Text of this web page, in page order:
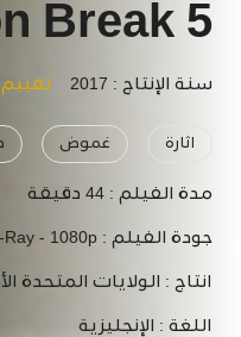
Break 5
سنة الإنتاج : 2017 تقييم IMDb
اثارة غموض
مدة الفيلم : 44 دقيقة
جودة الفيلم : Ray - 1080p
انتاج : الولايات المتحدة
اللغة : الإنجليزية